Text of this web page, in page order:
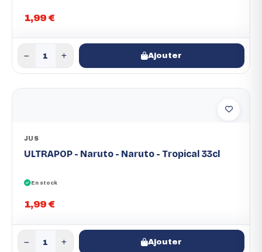
1,99 €
Ajouter
JUS
ULTRAPOP - Naruto - Naruto - Tropical 33cl
En stock
1,99 €
Ajouter